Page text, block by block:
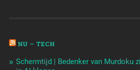
NU – TECH
Schermtijd | Bedenker van Murdoku